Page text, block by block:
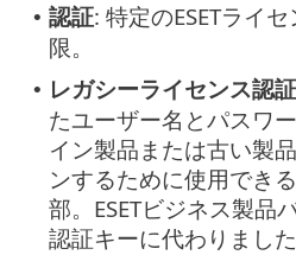
• 認証: 特定のESETライ
限。
• レガシーライセンス認
たユーザー名とパスワ
イン製品または古い製
ンするために使用でき
部。ESETビジネス製品
認証キーに代わりました